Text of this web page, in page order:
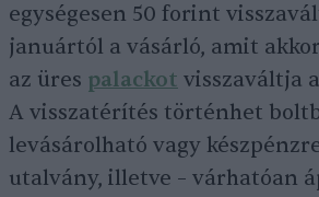
egységesen 50 forint
januártól a vásárló, amit
az üres palackot visszaváltja
A visszatérítés történhet
levásárolható vagy
utalvány, illetve – várhatóan